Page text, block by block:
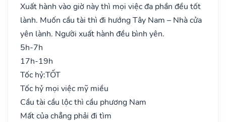
Xuất hành vào giờ này thì mọi việc đa phần đều tốt
lành. Muốn cầu tài thì đi hướng Tây Nam – Nhà cửa
yên lành. Người xuất hành đều bình yên.
5h-7h
17h-19h
Tốc hỷ:TỐT
Tốc hỷ mọi việc mỹ miều
Cầu tài cầu lộc thì cầu phương Nam
Mất của chẳng phải đi tìm